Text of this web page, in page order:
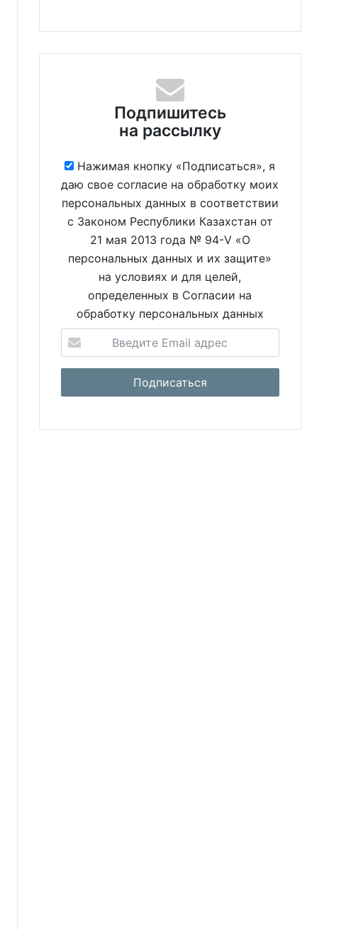
Подпишитесь
на рассылку
Нажимая кнопку «Подписаться», я
даю свое согласие на обработку моих
персональных данных в соответствии
с Законом Республики Казахстан от
21 мая 2013 года № 94-V «О
персональных данных и их защите»
на условиях и для целей,
определенных в Согласии на
обработку персональных данных